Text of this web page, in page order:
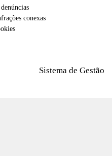
conexas
Sistema de Gestão